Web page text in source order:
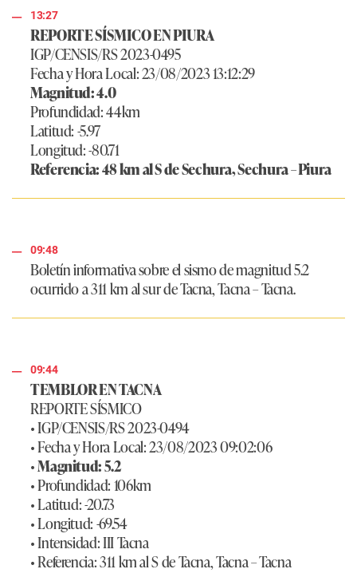
13:27
REPORTE SÍSMICO EN PIURA
IGP/CENSIS/RS 2023-0495
Fecha y Hora Local: 23/08/2023 13:12:29
Magnitud: 4.0
Profundidad: 44km
Latitud: -5.97
Longitud: -80.71
Referencia: 48 km al S de Sechura, Sechura – Piura
09:48
Boletín informativa sobre el sismo de magnitud 5.2
ocurrido a 311 km al sur de Tacna, Tacna – Tacna.
09:44
TEMBLOR EN TACNA
REPORTE SÍSMICO
• IGP/CENSIS/RS 2023-0494
• Fecha y Hora Local: 23/08/2023 09:02:06
•Magnitud: 5.2
• Profundidad: 106km
• Latitud: -20.73
• Longitud: -69.54
• Intensidad: III Tacna
• Referencia: 311 km al S de Tacna, Tacna – Tacna